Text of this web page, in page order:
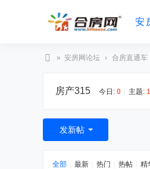
安
» 安房网论坛 › 合房直通车
房产315 今日: 0 主题:
发新帖
全部 最新 热门 热帖 精